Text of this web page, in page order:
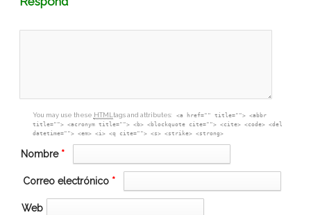
box
You may use these HTML tags and attributes:
<a href="" title=""> <abbr
title=""> <acronym title=""> <b> <blockquote cite=""> <cite> <code> <del
datetime=""> <em> <i> <q cite=""> <s> <strike> <strong>
Nombre *
Correo electrónico *
Web